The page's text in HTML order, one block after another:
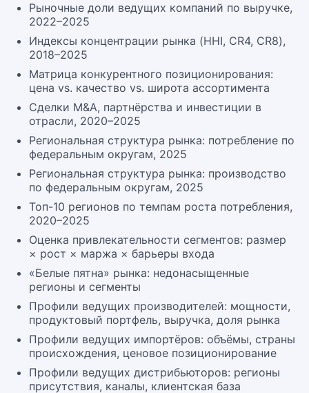
Рыночные доли ведущих компаний по выручке,
2022–2025
Индексы концентрации рынка (HHI, CR4, CR8),
2018–2025
Матрица конкурентного позиционирования:
цена vs. качество vs. широта ассортимента
Сделки M&A, партнёрства и инвестиции в
отрасли, 2020–2025
Региональная структура рынка: потребление по
федеральным округам, 2025
Региональная структура рынка: производство
по федеральным округам, 2025
Топ-10 регионов по темпам роста потребления,
2020–2025
Оценка привлекательности сегментов: размер
× рост × маржа × барьеры входа
«Белые пятна» рынка: недонасыщенные
регионы и сегменты
Профили ведущих производителей: мощности,
продуктовый портфель, выручка, доля рынка
Профили ведущих импортёров: объёмы, страны
происхождения, ценовое позиционирование
Профили ведущих дистрибьюторов: регионы
присутствия, каналы, клиентская база